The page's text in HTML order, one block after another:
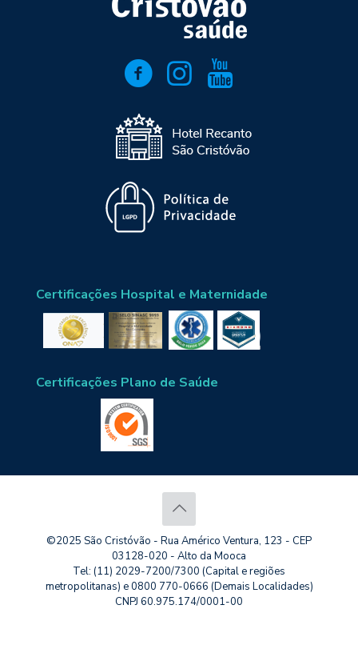
Certificações Hospital e Maternidade
Certificações Plano de Saúde
©2025 São Cristóvão - Rua Américo Ventura, 123 - CEP
03128-020 - Alto da Mooca
Tel: (11) 2029-7200/7300 (Capital e regiões
metropolitanas) e 0800 770-0666 (Demais Localidades)
CNPJ 60.975.174/0001-00